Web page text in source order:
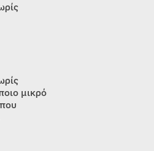
μικρό